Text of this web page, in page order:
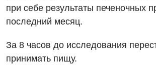
при себе результаты печеночных
последний месяц.
За 8 часов до исследования
принимать пищу.